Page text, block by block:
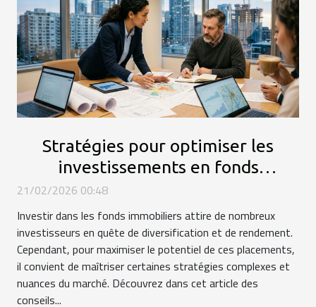
Stratégies pour optimiser les
investissements en fonds
21/02/2026 00:48
Investir dans les fonds immobiliers attire de nombreux
investisseurs en quête de diversification et de rendement.
Cependant, pour maximiser le potentiel de ces placements,
il convient de maîtriser certaines stratégies complexes et
nuances du marché. Découvrez dans cet article des
conseils...